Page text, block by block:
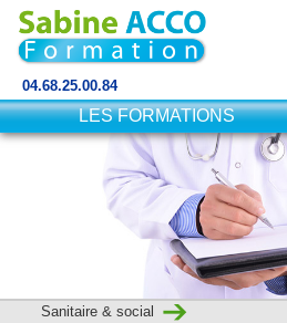
04.68.25.00.84
Sanitaire & social